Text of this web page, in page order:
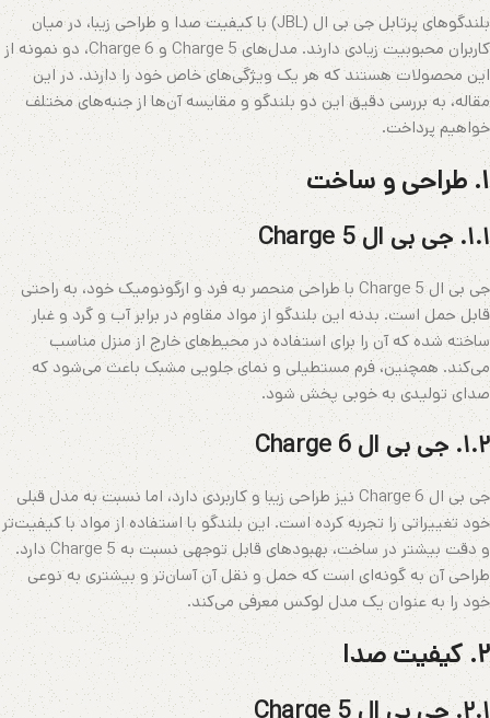
بلندگوهای پرتابل جی بی ال (JBL) با کیفیت صدا و طراحی زیبا، در میان
کاربران محبوبیت زیادی دارند. مدل‌های Charge 5 و Charge 6، دو نمونه از
این محصولات هستند که هر یک ویژگی‌های خاص خود را دارند. در این
مقاله، به بررسی دقیق این دو بلندگو و مقایسه آن‌ها از جنبه‌های مختلف
خواهیم پرداخت.
۱. طراحی و ساخت
۱.۱. جی بی ال Charge 5
جی بی ال Charge 5 با طراحی منحصر به فرد و ارگونومیک خود، به راحتی
قابل حمل است. بدنه این بلندگو از مواد مقاوم در برابر آب و گرد و غبار
ساخته شده که آن را برای استفاده در محیط‌های خارج از منزل مناسب
می‌کند. همچنین، فرم مستطیلی و نمای جلویی مشبک باعث می‌شود که
صدای تولیدی به خوبی پخش شود.
۱.۲. جی بی ال Charge 6
جی بی ال Charge 6 نیز طراحی زیبا و کاربردی دارد، اما نسبت به مدل قبلی
خود تغییراتی را تجربه کرده است. این بلندگو با استفاده از مواد با کیفیت‌تر
و دقت بیشتر در ساخت، بهبودهای قابل توجهی نسبت به Charge 5 دارد.
طراحی آن به گونه‌ای است که حمل و نقل آن آسان‌تر و بیشتری به نوعی
خود را به عنوان یک مدل لوکس معرفی می‌کند.
۲. کیفیت صدا
۲.۱. جی بی ال Charge 5